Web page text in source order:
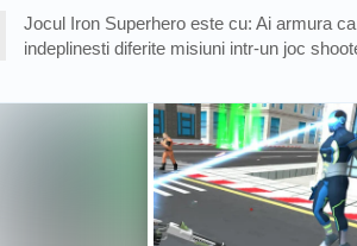
Jocul Iron Superhero este cu: Ai armura
indeplinesti diferite misiuni intr-un joc